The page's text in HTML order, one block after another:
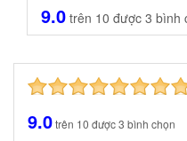
9.0 trên 10 được 3 bình
9.0trên 10 được3 bình chọn